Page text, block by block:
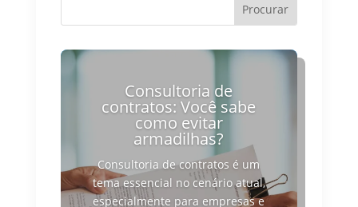
Consultoria de
contratos: Você sabe
como evitar
armadilhas?
Consultoria de contratos é um
tema essencial no cenário atual,
especialmente para empresas e